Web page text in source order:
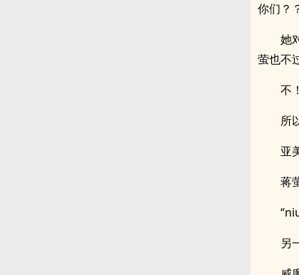
你们？
她
萤也不
不
所
亚
蒋
另